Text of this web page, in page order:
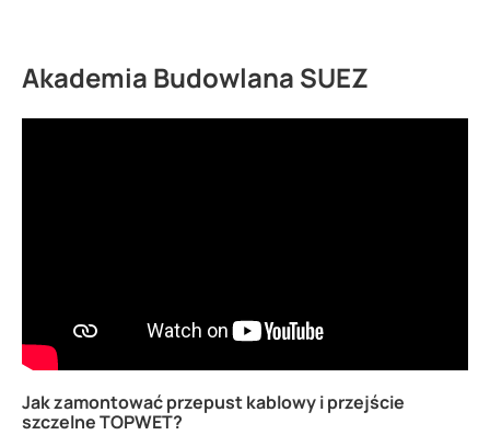
Akademia Budowlana SUEZ
Jak zamontować przepust kablowy i przejście
szczelne TOPWET?